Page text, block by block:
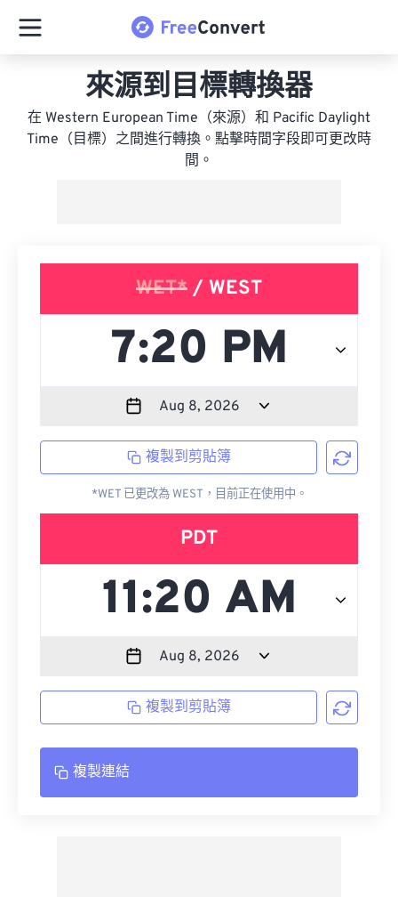
來源到目標轉換器
在 Western European Time（來源）和 Pacific Daylight
Time（目標）之間進行轉換。點擊時間字段即可更改時
間。
WET* / WEST
複製到剪貼簿
*WET 已更改為 WEST，目前正在使用中。
PDT
複製到剪貼簿
複製連結